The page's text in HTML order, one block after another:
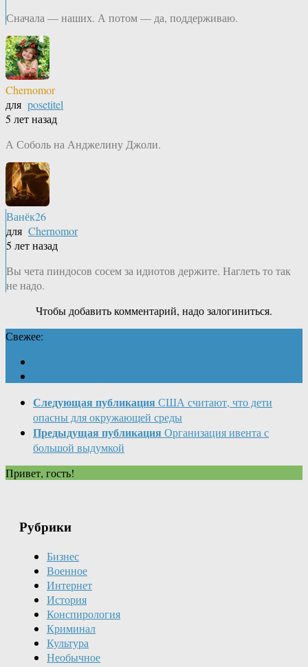
Сначала — наших. А потом — да, поддерживаю.
Chernomor
для posetitel
5 лет назад
А Соболь на Анджелину Джоли.
Ванёк26
для Chernomor
5 лет назад
Вы чета пиндосов сосем за идиотов держите. Наглеть то так
не надо.
Чтобы добавить комментарий, надо залогиниться.
Свежее:
Следующая публикация США считают, что дети
опасны для окружающей среды
Предыдущая публикация Организация ивента с
большой выдумкой
Привет, гость!
Рубрики
Бизнес
Военное
Интернет
История
Конспирология
Криминал
Культура
Необычное